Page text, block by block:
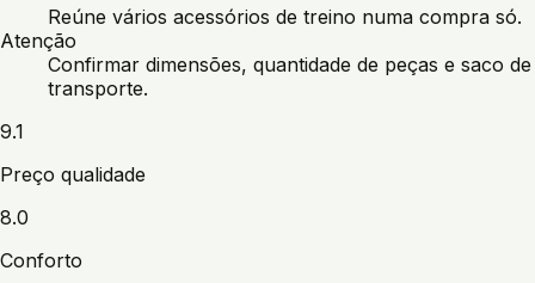
Reúne vários acessórios de treino numa compra só.
Atenção
Confirmar dimensões, quantidade de peças e saco de
transporte.
9.1
Preço qualidade
8.0
Conforto